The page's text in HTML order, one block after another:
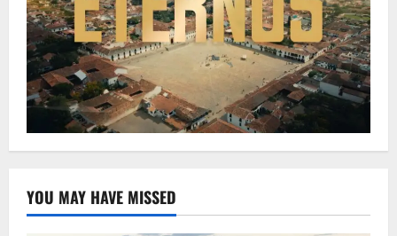
YOU MAY HAVE MISSED